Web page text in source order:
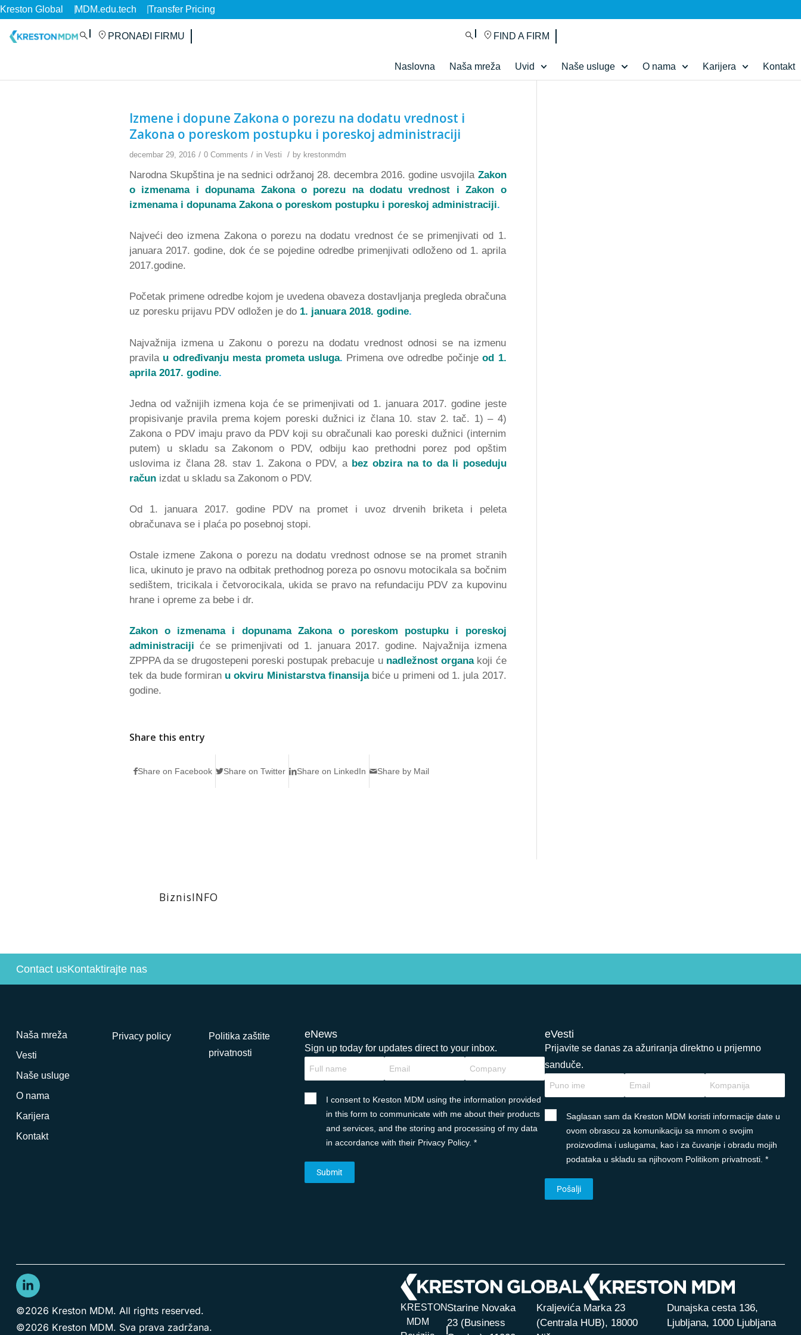
Kreston Global MDM.edu.tech Transfer Pricing
PRONAĐI FIRMU FIND A FIRM
Naslovna Naša mreža Uvid Naše usluge O nama Karijera Kontakt
Izmene i dopune Zakona o porezu na dodatu vrednost i
Zakona o poreskom postupku i poreskoj administraciji
decembar 29, 2016 / 0 Comments / in Vesti / by krestonmdm
Narodna Skupština je na sednici održanoj 28. decembra 2016. godine usvojila Zakon
o izmenama i dopunama Zakona o porezu na dodatu vrednost i Zakon o
izmenama i dopunama Zakona o poreskom postupku i poreskoj administraciji.
Najveći deo izmena Zakona o porezu na dodatu vrednost će se primenjivati od 1.
januara 2017. godine, dok će se pojedine odredbe primenjivati odloženo od 1. aprila
2017.godine.
Početak primene odredbe kojom je uvedena obaveza dostavljanja pregleda obračuna
uz poresku prijavu PDV odložen je do 1. januara 2018. godine.
Najvažnija izmena u Zakonu o porezu na dodatu vrednost odnosi se na izmenu
pravila u određivanju mesta prometa usluga. Primena ove odredbe počinjeod 1.
aprila 2017. godine.
Jedna od važnijih izmena koja će se primenjivati od 1. januara 2017. godine jeste
propisivanje pravila prema kojem poreski dužnici iz člana 10. stav 2. tač. 1) – 4)
Zakona o PDV imaju pravo da PDV koji su obračunali kao poreski dužnici (internim
putem) u skladu sa Zakonom o PDV, odbiju kao prethodni porez pod opštim
uslovima iz člana 28. stav 1. Zakona o PDV, a bez obzira na to da li poseduju
račun izdat u skladu sa Zakonom o PDV.
Od 1. januara 2017. godine PDV na promet i uvoz drvenih briketa i peleta
obračunava se i plaća po posebnoj stopi.
Ostale izmene Zakona o porezu na dodatu vrednost odnose se na promet stranih
lica, ukinuto je pravo na odbitak prethodnog poreza po osnovu motocikala sa bočnim
sedištem, tricikala i četvorocikala, ukida se pravo na refundaciju PDV za kupovinu
hrane i opreme za bebe i dr.
Zakon o izmenama i dopunama Zakona o poreskom postupku i poreskoj
administraciji će se primenjivati od 1. januara 2017. godine. Najvažnija izmena
ZPPPA da se drugostepeni poreski postupak prebacuje u nadležnost organa koji će
tek da bude formiranu okviru Ministarstva finansijabiće u primeni od 1. jula 2017.
godine.
Share this entry
Share on Facebook Share on Twitter Share on LinkedIn Share by Mail
BiznisINFO
Contact usKontaktirajte nas
Naša mreža
Vesti
Naše usluge
O nama
Karijera
Kontakt
Privacy policy
Politika zaštite
privatnosti
eNews
Sign up today for updates direct to your inbox.
I consent to Kreston MDM using the information provided
in this form to communicate with me about their products
and services, and the storing and processing of my data
in accordance with their Privacy Policy. *
eVesti
Prijavite se danas za ažuriranja direktno u prijemno
sanduče.
Saglasan sam da Kreston MDM koristi informacije date u
ovom obrascu za komunikaciju sa mnom o svojim
proizvodima i uslugama, kao i za čuvanje i obradu mojih
podataka u skladu sa njihovom Politikom privatnosti. *
©2026 Kreston MDM. All rights reserved.
©2026 Kreston MDM. Sva prava zadržana.
KRESTON
MDM
Starine Novaka
23 (Business
Kraljevića Marka 23
(Centrala HUB), 18000
Dunajska cesta 136,
Ljubljana, 1000 Ljubljana